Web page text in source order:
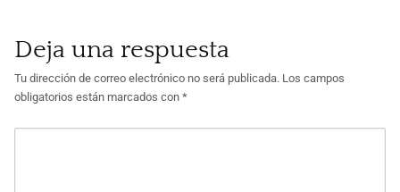
Deja una respuesta
Tu dirección de correo electrónico no será publicada. Los campos
obligatorios están marcados con *